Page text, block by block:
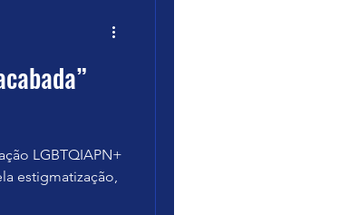
LGBTQIAPN+
estigmatização,